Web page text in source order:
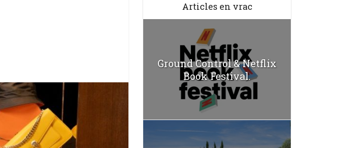
Articles en vrac
Ground Control & Netflix
Book Festival.